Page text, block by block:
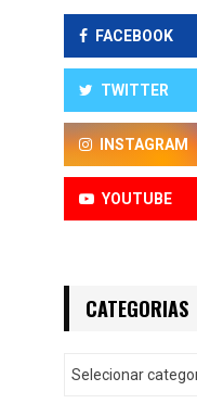
FACEBOOK
TWITTER
INSTAGRAM
YOUTUBE
CATEGORIAS